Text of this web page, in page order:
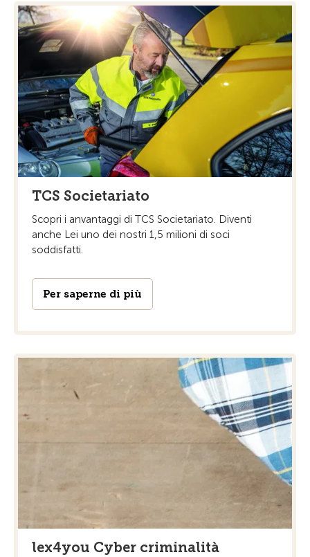
TCS Societariato
Scopri i anvantaggi di TCS Societariato. Diventi
anche Lei uno dei nostri 1,5 milioni di soci
soddisfatti.
Per saperne di più
lex4you Cyber criminalità